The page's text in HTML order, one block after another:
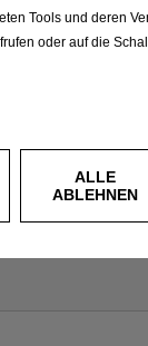
Tools und deren
oder auf die
ALLE
ABLEHNEN